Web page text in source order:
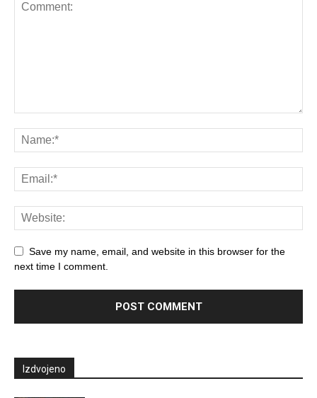
Save my name, email, and website in this browser for the
next time I comment.
Izdvojeno